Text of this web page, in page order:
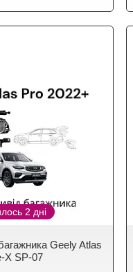
2 дні
Geely Atlas
X SP-07